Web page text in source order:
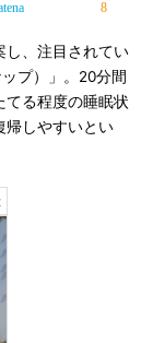
8
、注目されてい
プ）」。20分間
てる程度の睡眠状
帰しやすいとい